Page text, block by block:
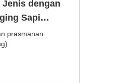
dengan
Sapi
prasmanan